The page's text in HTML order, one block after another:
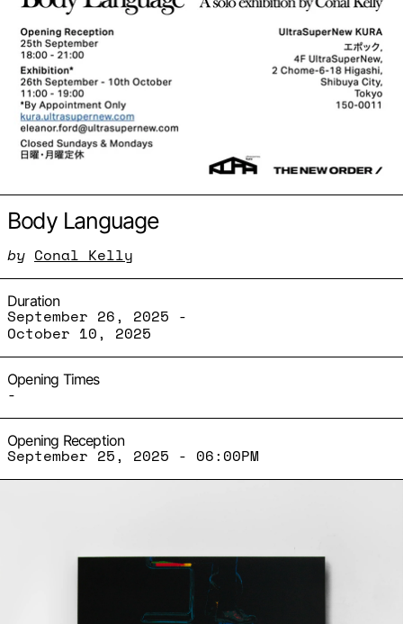
Body Language
by Conal Kelly
Duration
September 26, 2025 -
October 10, 2025
Opening Times
-
Opening Reception
September 25, 2025 - 06:00PM